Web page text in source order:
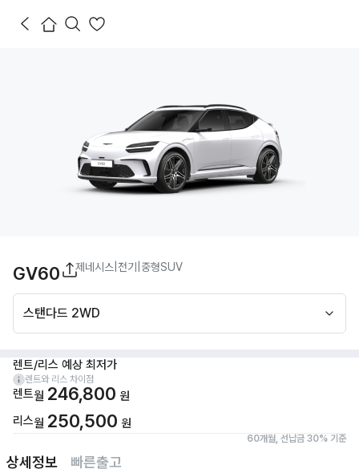
상세정보 빠른출고
GV60 제네시스 |전기 중형SUV
스탠다드 2WD
렌트/리스 예상 최저가
렌트와 리스 차이점
렌트월 246,800 원
리스월 250,500 원
60개월, 선납금 30% 기준